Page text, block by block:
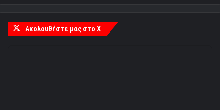
Ακολουθήστε μας στο X